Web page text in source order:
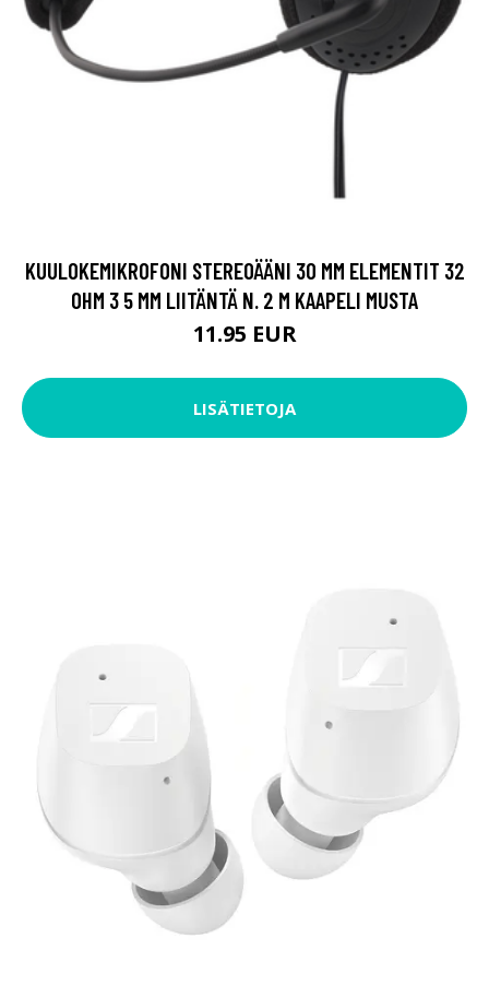
KUULOKEMIKROFONI STEREOÄÄNI 30 MM ELEMENTIT 32
OHM 3 5 MM LIITÄNTÄ N. 2 M KAAPELI MUSTA
11.95 EUR
LISÄTIETOJA